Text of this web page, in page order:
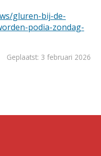
gluren-bij-de-
podia-zondag-
Geplaatst: 3 februari 2026